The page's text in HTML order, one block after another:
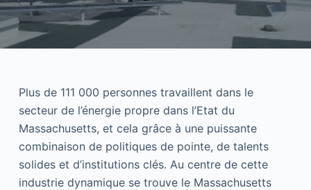
e
n
u
Plus de 111 000 personnes travaillent dans le
secteur de l’énergie propre dans l’Etat du
Massachusetts, et cela grâce à une puissante
combinaison de politiques de pointe, de talents
solides et d’institutions clés. Au centre de cette
industrie dynamique se trouve le Massachusetts